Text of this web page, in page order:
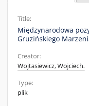
Title:
Międzynarodowa
Gruzińskiego
Creator:
Wojtasiewicz, Wojciech.
Type:
plik